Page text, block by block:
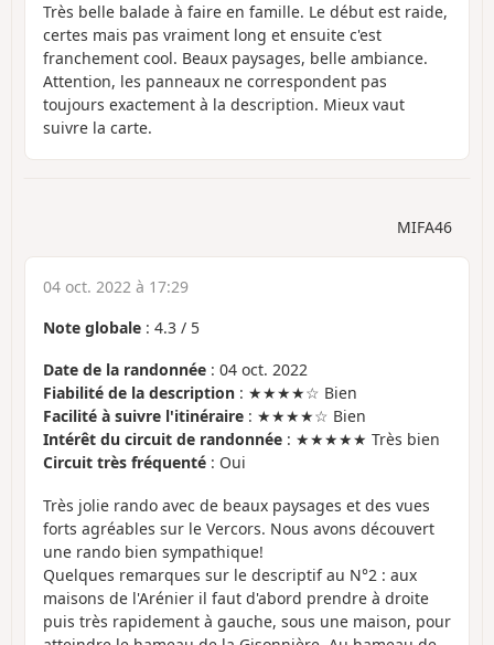
Très belle balade à faire en famille. Le début est raide,
certes mais pas vraiment long et ensuite c'est
franchement cool. Beaux paysages, belle ambiance.
Attention, les panneaux ne correspondent pas
toujours exactement à la description. Mieux vaut
suivre la carte.
MIFA46
04 oct. 2022 à 17:29
Note globale : 4.3 / 5
Date de la randonnée : 04 oct. 2022
Fiabilité de la description : ★★★★☆ Bien
Facilité à suivre l'itinéraire : ★★★★☆ Bien
Intérêt du circuit de randonnée : ★★★★★ Très bien
Circuit très fréquenté : Oui
Très jolie rando avec de beaux paysages et des vues
forts agréables sur le Vercors. Nous avons découvert
une rando bien sympathique!
Quelques remarques sur le descriptif au N°2 : aux
maisons de l'Arénier il faut d'abord prendre à droite
puis très rapidement à gauche, sous une maison, pour